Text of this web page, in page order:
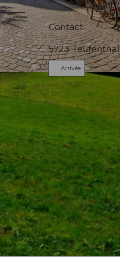
Contact
5723Teufenthal
Arrivée